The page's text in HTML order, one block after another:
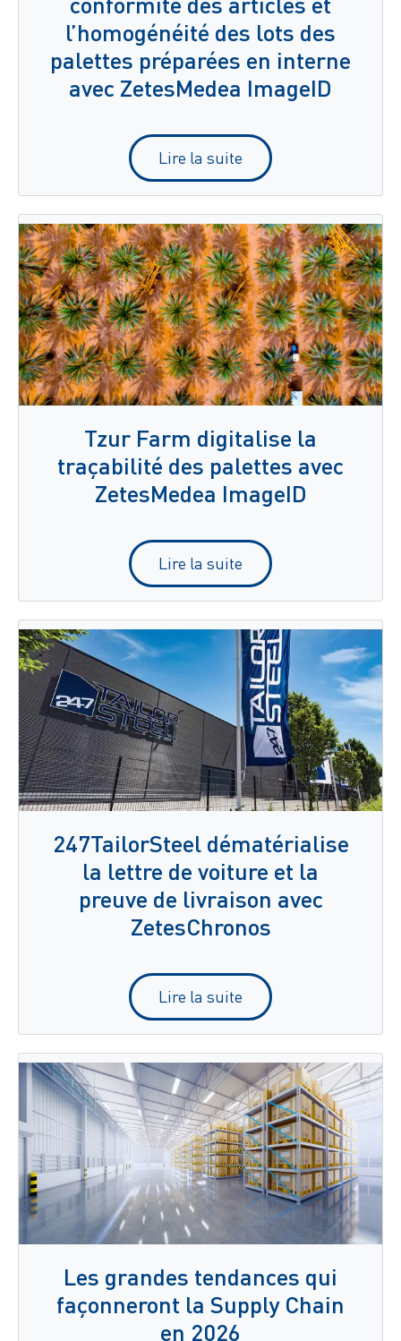
l’homogénéité des lots des
palettes préparées en interne
avec ZetesMedea ImageID
Lire la suite
Tzur Farm digitalise la
traçabilité des palettes avec
ZetesMedea ImageID
Lire la suite
247TailorSteel dématérialise
la lettre de voiture et la
preuve de livraison avec
ZetesChronos
Lire la suite
Les grandes tendances qui
façonneront la Supply Chain
en 2026